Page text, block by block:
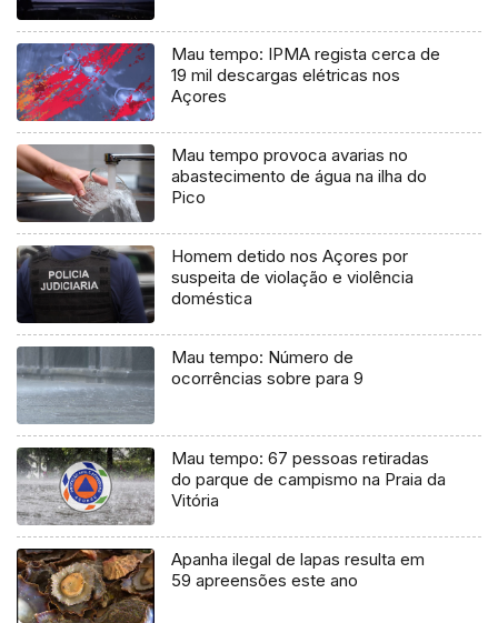
Mau tempo: IPMA regista cerca de
19 mil descargas elétricas nos
Açores
Mau tempo provoca avarias no
abastecimento de água na ilha do
Pico
Homem detido nos Açores por
suspeita de violação e violência
doméstica
Mau tempo: Número de
ocorrências sobre para 9
Mau tempo: 67 pessoas retiradas
do parque de campismo na Praia da
Vitória
Apanha ilegal de lapas resulta em
59 apreensões este ano